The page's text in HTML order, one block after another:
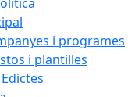
i programes
i plantilles